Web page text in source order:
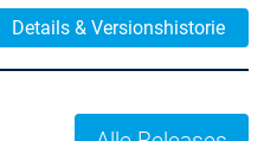
Details & Versionshistorie